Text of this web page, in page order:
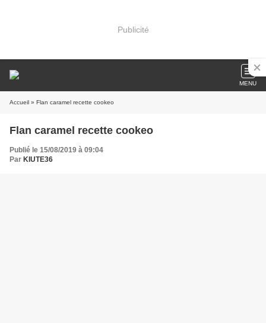
Publicité
MENU
Accueil » Flan caramel recette cookeo
Flan caramel recette cookeo
Publié le 15/08/2019 à 09:04
Par KIUTE36